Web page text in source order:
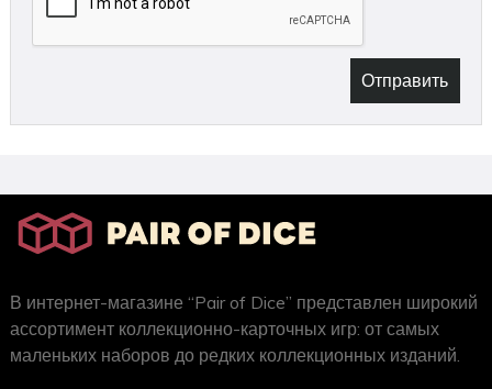
Отправить
В интернет-магазине “Pair of Dice” представлен широкий
ассортимент коллекционно-карточных игр: от самых
маленьких наборов до редких коллекционных изданий.